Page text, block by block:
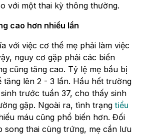
với một thai kỳ thông thường.
cao hơn nhiều lần
với việc cơ thể mẹ phải làm việc
nguy cơ gặp phải các biến
cũng tăng cao. Tỷ lệ mẹ bầu bị
tăng lên 2 - 3 lần. Hầu hết trường
trước tuần 37, cho thấy sinh
gặp. Ngoài ra, tình trạngtiểu
máu cũng phổ biến hơn. Đối
song thai cùng trứng, mẹ cần lưu